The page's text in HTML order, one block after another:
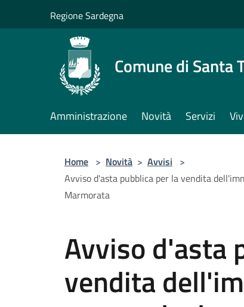
Regione Sardegna
Comune di Santa
Amministrazione Novità Servizi
Home > Novità > Avvisi >
Avviso d'asta pubblica per la vendita
Marmorata
Avviso d'asta
vendita